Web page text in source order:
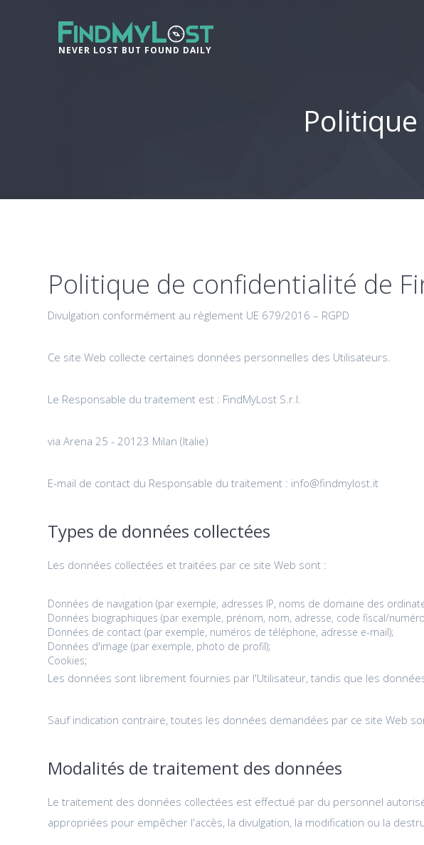
NEVER LOST BUT FOUND DAILY
Politique de confidentialité de
Divulgation conformément au règlement UE 679/2016 – RGPD
Ce site Web collecte certaines données personnelles des Utilisateurs.
Le Responsable du traitement est : FindMyLost S.r.l.
via Arena 25 - 20123 Milan (Italie)
E-mail de contact du Responsable du traitement : info@findmylost.it
Types de données collectées
Les données collectées et traitées par ce site Web sont :
Données de navigation (par exemple, adresses IP, noms de domaine des
Données biographiques (par exemple, prénom, nom, adresse, code fiscal/numéro
Données de contact (par exemple, numéros de téléphone, adresse e-mail);
Données d'image (par exemple, photo de profil);
Cookies;
Les données sont librement fournies par l'Utilisateur, tandis que les
Sauf indication contraire, toutes les données demandées par ce site Web
Modalités de traitement des données
Le traitement des données collectées est effectué par du personnel
appropriées pour empêcher l'accès, la divulgation, la modification ou la